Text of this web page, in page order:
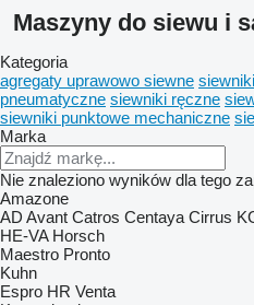
Maszyny do siewu i
Kategoria
agregaty uprawowo siewne
pneumatyczne siewniki ręczne
siewniki punktowe mechaniczne
Marka
Nie znaleziono wyników dla tego
Amazone
AD Avant Catros Centaya Cirrus
HE-VA Horsch
Maestro Pronto
Kuhn
Espro HR Venta